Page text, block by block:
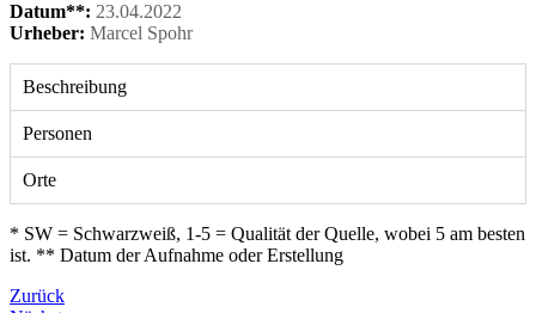
Datum**: 23.04.2022
Urheber: Marcel Spohr
Beschreibung
Personen
Orte
* SW = Schwarzweiß, 1-5 = Qualität der Quelle, wobei 5 am besten
ist. ** Datum der Aufnahme oder Erstellung
Zurück